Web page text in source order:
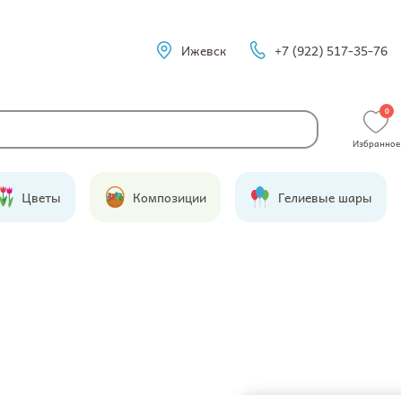
Ижевск +7 (922) 517-35-76
0
Избранное
Цветы Композиции Гелиевые шары